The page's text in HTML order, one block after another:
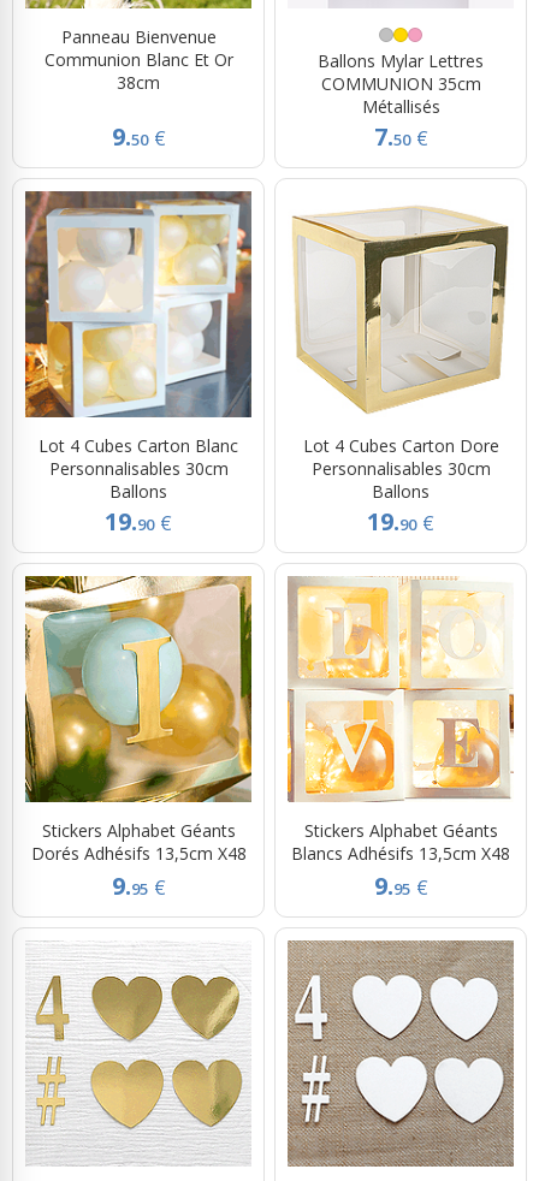
Panneau Bienvenue
Communion Blanc Et Or
38cm
9.50 €
Ballons Mylar Lettres
COMMUNION 35cm
Métallisés
7.50 €
Lot 4 Cubes Carton Blanc
Personnalisables 30cm
Ballons
19.90 €
Lot 4 Cubes Carton Dore
Personnalisables 30cm
Ballons
19.90 €
Stickers Alphabet Géants
Dorés Adhésifs 13,5cm X48
9.95 €
Stickers Alphabet Géants
Blancs Adhésifs 13,5cm X48
9.95 €